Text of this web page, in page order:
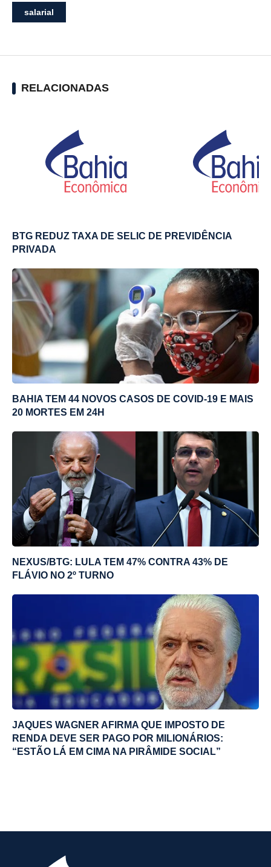
salarial
RELACIONADAS
BTG REDUZ TAXA DE SELIC DE PREVIDÊNCIA
PRIVADA
BAHIA TEM 44 NOVOS CASOS DE COVID-19 E MAIS
20 MORTES EM 24H
NEXUS/BTG: LULA TEM 47% CONTRA 43% DE
FLÁVIO NO 2º TURNO
JAQUES WAGNER AFIRMA QUE IMPOSTO DE
RENDA DEVE SER PAGO POR MILIONÁRIOS:
“ESTÃO LÁ EM CIMA NA PIRÂMIDE SOCIAL”